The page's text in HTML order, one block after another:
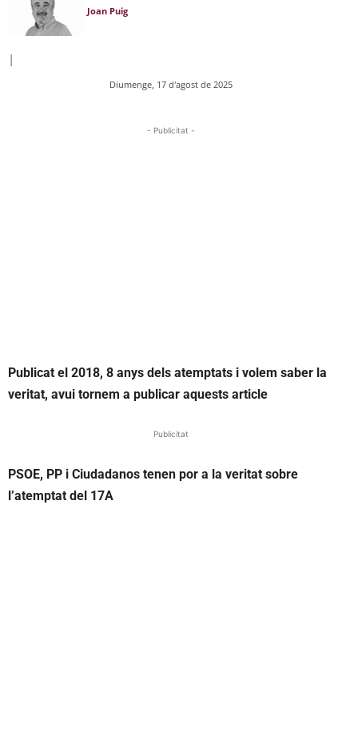
Joan Puig
|
Diumenge, 17 d'agost de 2025
- Publicitat -
Publicat el 2018, 8 anys dels atemptats i volem saber la
veritat, avui tornem a publicar aquests article
Publicitat
PSOE, PP i Ciudadanos tenen por a la veritat sobre
l’atemptat del 17A